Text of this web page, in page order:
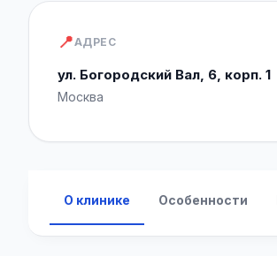
📍АДРЕС
ул. Богородский Вал, 6, корп. 1
Москва
О клинике Особенности